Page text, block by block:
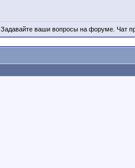
Задавайте ваши вопросы на форуме. Чат